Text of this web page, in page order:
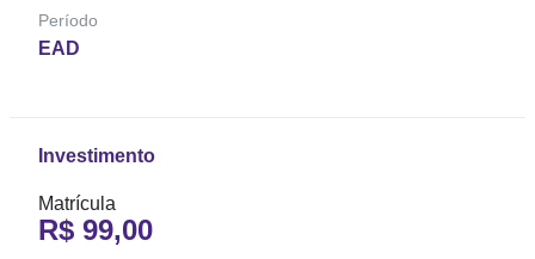
Período
EAD
Investimento
Matrícula
R$ 99,00